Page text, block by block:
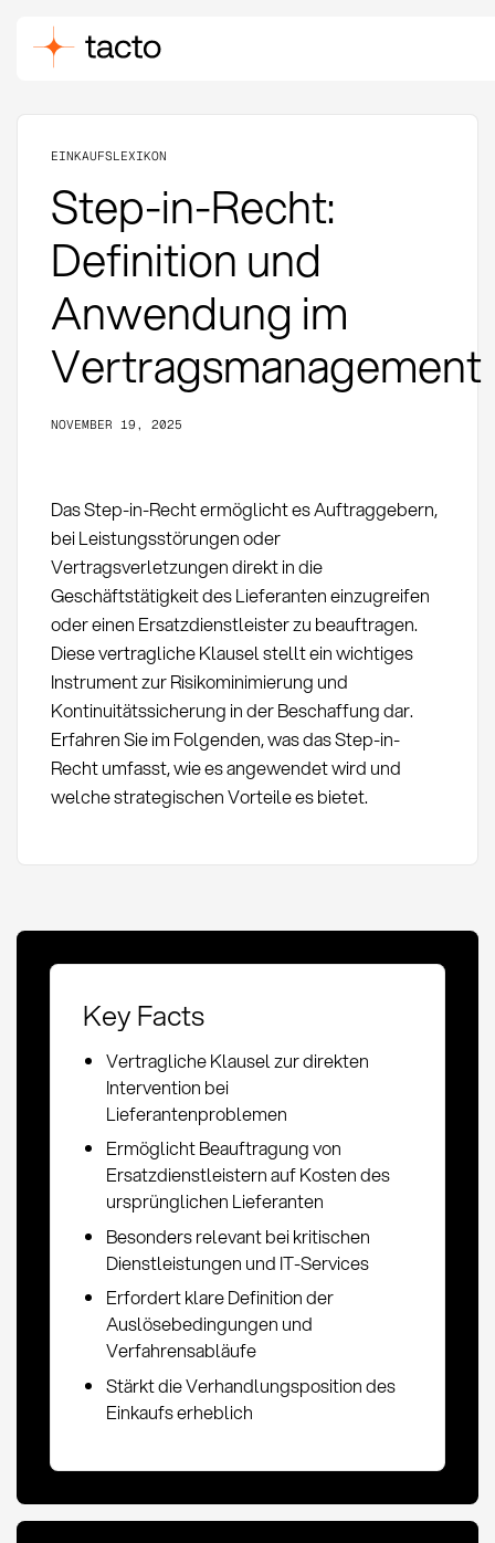
EINKAUFSLEXIKON
Step-in-Recht:
Definition und
Anwendung im
Vertragsmanagement
NOVEMBER 19, 2025
Das Step-in-Recht ermöglicht es Auftraggebern,
bei Leistungsstörungen oder
Vertragsverletzungen direkt in die
Geschäftstätigkeit des Lieferanten einzugreifen
oder einen Ersatzdienstleister zu beauftragen.
Diese vertragliche Klausel stellt ein wichtiges
Instrument zur Risikominimierung und
Kontinuitätssicherung in der Beschaffung dar.
Erfahren Sie im Folgenden, was das Step-in-
Recht umfasst, wie es angewendet wird und
welche strategischen Vorteile es bietet.
Key Facts
Vertragliche Klausel zur direkten
Intervention bei
Lieferantenproblemen
Ermöglicht Beauftragung von
Ersatzdienstleistern auf Kosten des
ursprünglichen Lieferanten
Besonders relevant bei kritischen
Dienstleistungen und IT-Services
Erfordert klare Definition der
Auslösebedingungen und
Verfahrensabläufe
Stärkt die Verhandlungsposition des
Einkaufs erheblich